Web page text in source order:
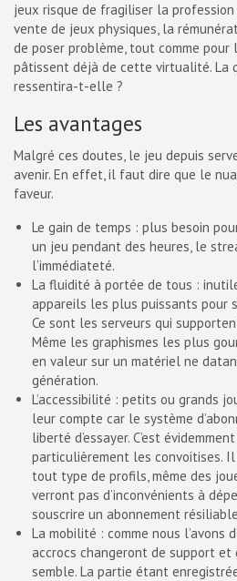
jeux risque de fragiliser la profession
vente de jeux physiques, la
de poser problème, tout comme pour
pâtissent déjà de cette virtualité. La
ressentira-t-elle ?
Les avantages
Malgré ces doutes, le jeu depuis
avenir. En effet, il faut dire que le
faveur.
Le gain de temps : plus besoin
un jeu pendant des heures, le
l’immédiateté.
La fluidité à portée de tous :
appareils les plus puissants pour
Ce sont les serveurs qui
Même les graphismes les plus
en valeur sur un matériel ne
génération.
L’accessibilité : petits ou grands
leur compte car le système
liberté d’essayer. C’est
particulièrement les convoitises.
tout type de profils, même des
verront pas d’inconvénients à
souscrire un abonnement
La mobilité : comme nous l’avons
accrocs changeront de support et
semble. La partie étant